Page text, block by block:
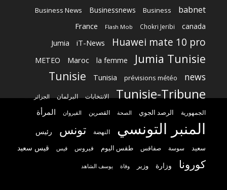
babnet
Business
Businessnews
Business News
canada
Chokri Jeribi
Flash Mob
France
Huawei mate 10 pro
iT-News
Jumia
Jumia Tunisie
la femme
Maroc
METEO
news
prévisions météo
Tunisia
Tunisie
Tunisie-Tribune الانتخابات البرلمان الجزائر
الجمهورية الرصد الجوي الصحة القصرين القيروان المرأة
المنبر التونسي النهضة تونس رئيس
سعيد سوسة صفاقس طقس اليوم فيروس قيس قيس سعيد
كورونا وزارة وزير وفاة يوسف الشاهد